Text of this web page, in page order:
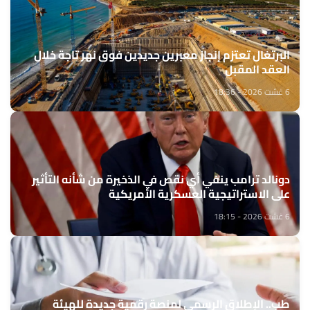
البرتغال تعتزم إنجاز معبرين جديدين فوق نهر تاجة خلال
العقد المقبل
6 غشت 2026 - 18:36
دونالد ترامب ينفي أي نقص في الذخيرة من شأنه التأثير
على الاستراتيجية العسكرية الأمريكية
6 غشت 2026 - 18:15
طب.. الإطلاق الرسمي لمنصة رقمية جديدة للهيئة